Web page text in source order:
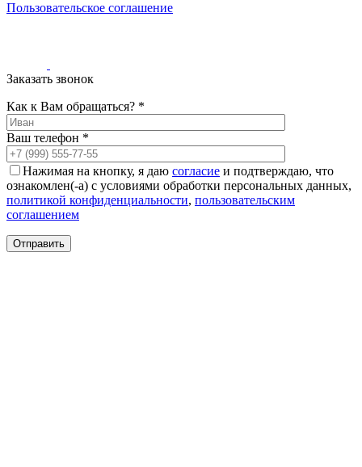
Пользовательское соглашение
Заказать звонок
Как к Вам обращаться? *
Ваш телефон *
Нажимая на кнопку, я даю согласие и подтверждаю, что
ознакомлен(-а) с условиями обработки персональных данных,
политикой конфиденциальности, пользовательским
соглашением